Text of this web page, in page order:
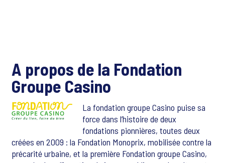
A propos de la Fondation
Groupe Casino
La fondation groupe Casino puise sa
force dans l’histoire de deux
fondations pionnières, toutes deux
créées en 2009 : la Fondation Monoprix, mobilisée contre la
précarité urbaine, et la première Fondation groupe Casino,